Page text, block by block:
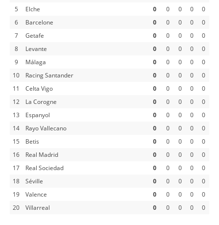
5 Elche 0 0 0 0
0
6
Barcelone 0 0 0 0
0
7
Getafe 0 0 0 0
0
8
Levante 0 0 0 0
0
9
Málaga 0 0 0 0
0
10
Racing Santander 0 0 0 0
0
11
Celta Vigo 0 0 0 0
0
12
La Corogne 0 0 0 0
0
13
Espanyol 0 0 0 0
0
14
Rayo Vallecano 0 0 0 0
0
15
Betis 0 0 0 0
0
16
Real Madrid 0 0 0 0
0
17
Real Sociedad 0 0 0 0
0
18
Séville 0 0 0 0
0
19
Valence 0 0 0 0
0
20
Villarreal 0 0 0 0 0